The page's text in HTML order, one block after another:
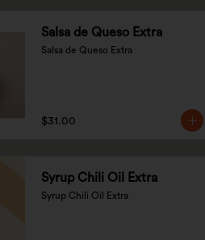
Salsa de Queso Extra
Salsa de Queso Extra
$31.00
Syrup Chili Oil Extra
Syrup Chili Oil Extra